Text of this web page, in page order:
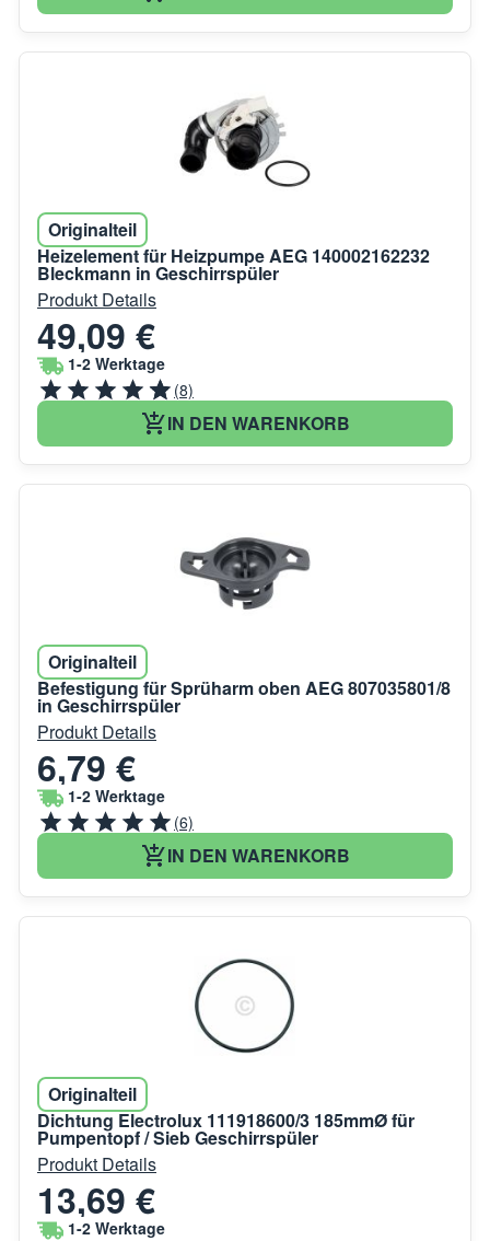
Originalteil
Heizelement für Heizpumpe AEG 140002162232
Bleckmann in Geschirrspüler
Produkt Details
49,09 €
1-2 Werktage
(8)
IN DEN WARENKORB
Originalteil
Befestigung für Sprüharm oben AEG 807035801/8
in Geschirrspüler
Produkt Details
6,79 €
1-2 Werktage
(6)
IN DEN WARENKORB
Originalteil
Dichtung Electrolux 111918600/3 185mmØ für
Pumpentopf / Sieb Geschirrspüler
Produkt Details
13,69 €
1-2 Werktage